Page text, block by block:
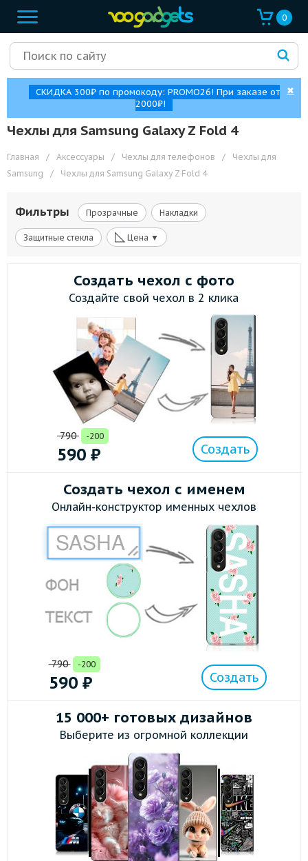
0
СКИДКА 300₽ по промокоду: PROMO26! При заказе от
2000₽!
✖
Чехлы для Samsung Galaxy Z Fold 4
Главная / Аксессуары / Чехлы для телефонов /
Чехлы для
Samsung
/ Чехлы для Samsung Galaxy Z Fold 4
Фильтры Прозрачные Накладки
Защитные стекла ◺ Цена ▼
Создать чехол с фото
Создайте свой чехол в 2 клика
790 -200
590₽ Создать
Создать чехол с именем
Онлайн-конструктор именных чехлов
790 -200
590 ₽ Создать
15 000+ готовых дизайнов
Выберите из огромной коллекции